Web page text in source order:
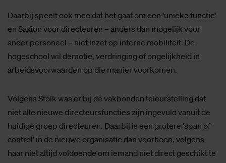
Daarbij speelt ook mee dat het gaat om een ‘unieke functie’
en Saxion voor directeuren – anders dan mogelijk voor
ander personeel – niet inzet op interne mobiliteit. De
hogeschool wil demotie, verdringing of ongelijkheid in
arbeidsvoorwaarden op die manier voorkomen.
Volgens Stolk was er bij de vakbonden teleurstelling dat
niet alle nieuwe directeursfuncties zijn ingevuld vanuit de
huidige groep directeuren. Daarbij is een grotere ‘span of
control’ in de nieuwe organisatie dan voorheen, volgens
haar niet altijd voldoende om iemand niet direct geschikt te